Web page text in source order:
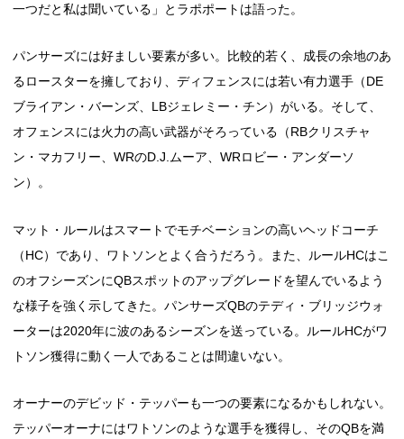
一つだと私は聞いている」とラポポートは語った。
パンサーズには好ましい要素が多い。比較的若く、成長の余地のあ
るロースターを擁しており、ディフェンスには若い有力選手（DE
ブライアン・バーンズ、LBジェレミー・チン）がいる。そして、
オフェンスには火力の高い武器がそろっている（RBクリスチャ
ン・マカフリー、WRのD.J.ムーア、WRロビー・アンダーソ
ン）。
マット・ルールはスマートでモチベーションの高いヘッドコーチ
（HC）であり、ワトソンとよく合うだろう。また、ルールHCはこ
のオフシーズンにQBスポットのアップグレードを望んでいるよう
な様子を強く示してきた。パンサーズQBのテディ・ブリッジウォ
ーターは2020年に波のあるシーズンを送っている。ルールHCがワ
トソン獲得に動く一人であることは間違いない。
オーナーのデビッド・テッパーも一つの要素になるかもしれない。
テッパーオーナにはワトソンのような選手を獲得し、そのQBを満